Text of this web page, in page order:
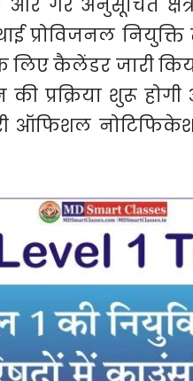
प्रोविजनल
लिए कैलेंडर जारी
की प्रक्रिया शुरू
ऑफिशल